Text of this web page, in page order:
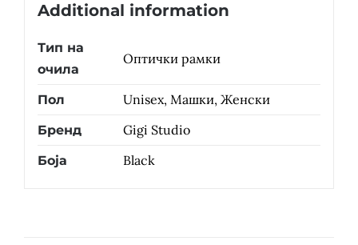
Additional information
Тип на
очила
Оптички рамки
Пол Unisex, Машки, Женски
Бренд Gigi Studio
Боја Black